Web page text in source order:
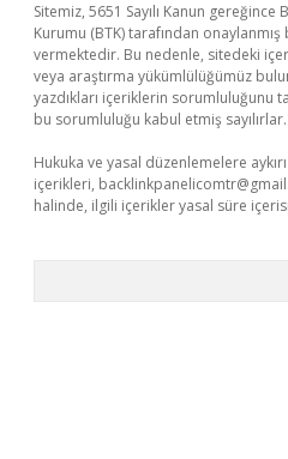
Sitemiz, 5651 Sayılı Kanun
Kurumu (BTK) tarafından
vermektedir. Bu nedenle, sitedeki
veya araştırma yükümlülüğümüz
yazdıkları içeriklerin sorumluluğunu
bu sorumluluğu kabul etmiş sayılırlar.
Hukuka ve yasal düzenlemelere
içerikleri,
halinde, ilgili içerikler yasal süre